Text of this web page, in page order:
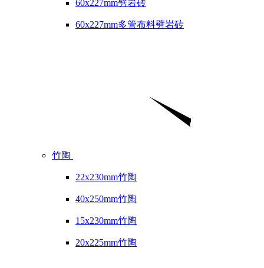
60x227mm劈岩砖
60x227mm多管布料劈岩砖
竹陶
22x230mm竹陶
40x250mm竹陶
15x230mm竹陶
20x225mm竹陶